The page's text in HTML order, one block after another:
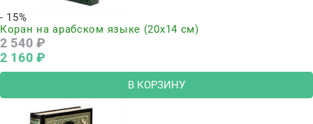
- 15%
Коран на арабском языке (20х14 см)
2 540 ₽
2 160 ₽
В КОРЗИНУ